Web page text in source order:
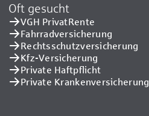
Oft gesucht
VGH PrivatRente
Fahrradversicherung
Rechtsschutzversicherung
Kfz-Versicherung
Private Haftpflicht
Private Kranken­versicherung